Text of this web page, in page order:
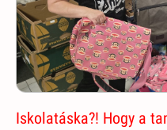
Iskolatáska?! Hogy a